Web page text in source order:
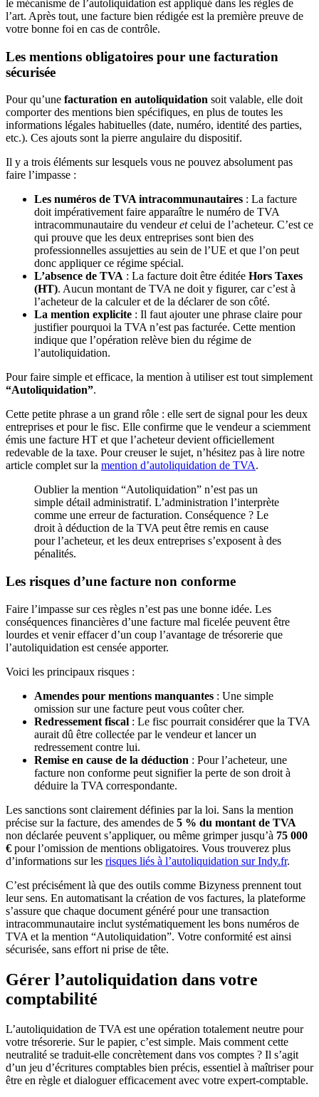
le mécanisme de l’autoliquidation est appliqué dans les règles de
l’art. Après tout, une facture bien rédigée est la première preuve de
votre bonne foi en cas de contrôle.
Les mentions obligatoires pour une facturation
sécurisée
Pour qu’une facturation en autoliquidation soit valable, elle doit
comporter des mentions bien spécifiques, en plus de toutes les
informations légales habituelles (date, numéro, identité des parties,
etc.). Ces ajouts sont la pierre angulaire du dispositif.
Il y a trois éléments sur lesquels vous ne pouvez absolument pas
faire l’impasse :
Les numéros de TVA intracommunautaires : La facture
doit impérativement faire apparaître le numéro de TVA
intracommunautaire du vendeuretcelui de l’acheteur. C’est ce
qui prouve que les deux entreprises sont bien des
professionnelles assujetties au sein de l’UE et que l’on peut
donc appliquer ce régime spécial.
L’absence de TVA : La facture doit être éditée Hors Taxes
(HT). Aucun montant de TVA ne doit y figurer, car c’est à
l’acheteur de la calculer et de la déclarer de son côté.
La mention explicite : Il faut ajouter une phrase claire pour
justifier pourquoi la TVA n’est pas facturée. Cette mention
indique que l’opération relève bien du régime de
l’autoliquidation.
Pour faire simple et efficace, la mention à utiliser est tout simplement
“Autoliquidation”.
Cette petite phrase a un grand rôle : elle sert de signal pour les deux
entreprises et pour le fisc. Elle confirme que le vendeur a sciemment
émis une facture HT et que l’acheteur devient officiellement
redevable de la taxe. Pour creuser le sujet, n’hésitez pas à lire notre
article complet sur la mention d’autoliquidation de TVA.
Oublier la mention “Autoliquidation” n’est pas un
simple détail administratif. L’administration l’interprète
comme une erreur de facturation. Conséquence ? Le
droit à déduction de la TVA peut être remis en cause
pour l’acheteur, et les deux entreprises s’exposent à des
pénalités.
Les risques d’une facture non conforme
Faire l’impasse sur ces règles n’est pas une bonne idée. Les
conséquences financières d’une facture mal ficelée peuvent être
lourdes et venir effacer d’un coup l’avantage de trésorerie que
l’autoliquidation est censée apporter.
Voici les principaux risques :
Amendes pour mentions manquantes : Une simple
omission sur une facture peut vous coûter cher.
Redressement fiscal : Le fisc pourrait considérer que la TVA
aurait dû être collectée par le vendeur et lancer un
redressement contre lui.
Remise en cause de la déduction : Pour l’acheteur, une
facture non conforme peut signifier la perte de son droit à
déduire la TVA correspondante.
Les sanctions sont clairement définies par la loi. Sans la mention
précise sur la facture, des amendes de 5 % du montant de TVA
non déclarée peuvent s’appliquer, ou même grimper jusqu’à 75 000
€ pour l’omission de mentions obligatoires. Vous trouverez plus
d’informations sur les risques liés à l’autoliquidation sur Indy.fr.
C’est précisément là que des outils comme Bizyness prennent tout
leur sens. En automatisant la création de vos factures, la plateforme
s’assure que chaque document généré pour une transaction
intracommunautaire inclut systématiquement les bons numéros de
TVA et la mention “Autoliquidation”. Votre conformité est ainsi
sécurisée, sans effort ni prise de tête.
Gérer l’autoliquidation dans votre
comptabilité
L’autoliquidation de TVA est une opération totalement neutre pour
votre trésorerie. Sur le papier, c’est simple. Mais comment cette
neutralité se traduit-elle concrètement dans vos comptes ? Il s’agit
d’un jeu d’écritures comptables bien précis, essentiel à maîtriser pour
être en règle et dialoguer efficacement avec votre expert-comptable.